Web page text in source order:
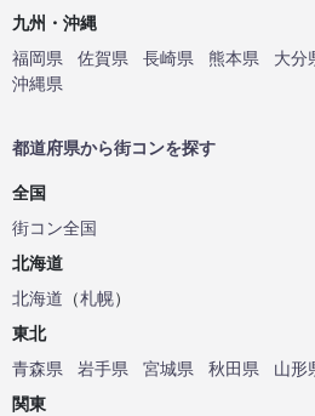
九州・沖縄
福岡県
佐賀県 長崎県 熊本県 大分
沖縄県
都道府県から街コンを探す
全国
街コン全国
北海道
北海道 （札幌）
東北
青森県
岩手県 宮城県 秋田県 山形
関東